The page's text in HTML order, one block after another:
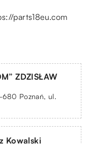
parts18eu.com
ZDZISŁAW
680 Poznań, ul.
Kowalski